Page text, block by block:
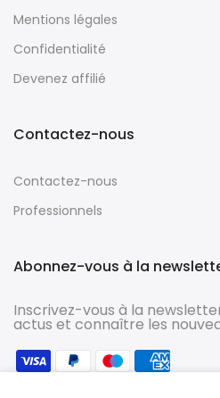
Mentions légales
Confidentialité
Devenez affilié
Contactez-nous
Contactez-nous
Professionnels
Abonnez-vous à la
Inscrivez-vous à la
actus et connaître les